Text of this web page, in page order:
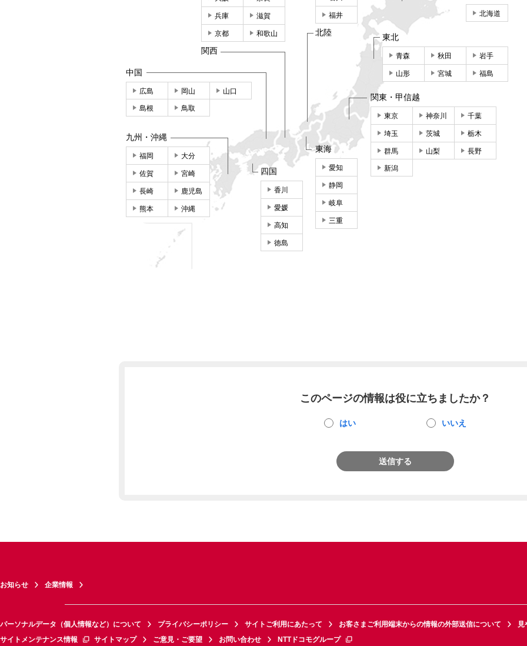
北海道
東北
青森 秋田 岩手
山形 宮城 福島
関東・甲信越
東京 神奈川 千葉
埼玉 茨城 栃木
群馬 山梨 長野
新潟
東海
愛知
静岡
岐阜
三重
福井
北陸
兵庫 滋賀
京都 和歌山
関西
中国
広島 岡山 山口
島根 鳥取
四国
香川
愛媛
高知
徳島
九州・沖縄
福岡 大分
佐賀 宮崎
長崎 鹿児島
熊本 沖縄
このページの情報は役に立ちましたか？
はい いいえ
送信する
お知らせ 企業情報
パーソナルデータ（個人情報など）について プライバシーポリシー サイトご利用にあたって お客さまご利用端末からの情報の外部送信について
見
サイトメンテナンス情報
サイトマップ ご意見・ご要望 お問い合わせ NTTドコモグループ